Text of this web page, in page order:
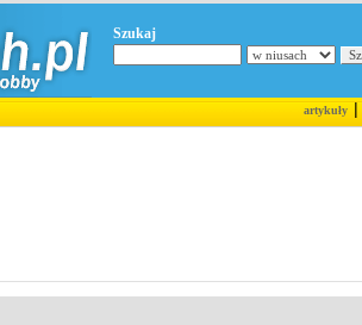
Szukaj
artykuły|